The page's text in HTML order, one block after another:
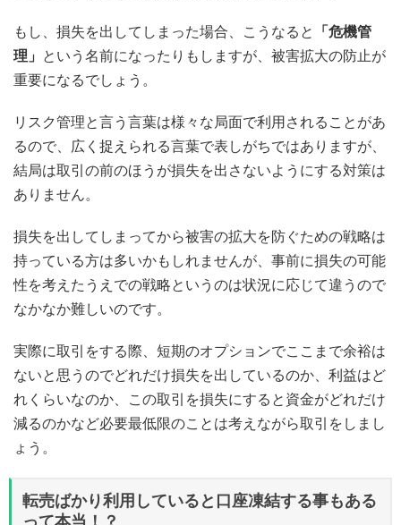
もし、損失を出してしまった場合、こうなると
「危機管
理」 という名前になったりもしますが、被害拡大の防止が
重要になるでしょう。
リスク管理と言う言葉は様々な局面で利用されることがあ
るので、広く捉えられる言葉で表しがちではありますが、
結局は取引の前のほうが損失を出さないようにする対策は
ありません。
損失を出してしまってから被害の拡大を防ぐための戦略は
持っている方は多いかもしれませんが、事前に損失の可能
性を考えたうえでの戦略というのは状況に応じて違うので
なかなか難しいのです。
実際に取引をする際、短期のオプションでここまで余裕は
ないと思うのでどれだけ損失を出しているのか、利益はど
れくらいなのか、この取引を損失にすると資金がどれだけ
減るのかなど必要最低限のことは考えながら取引をしまし
ょう。
転売ばかり利用していると口座凍結する事もある
って本当！？